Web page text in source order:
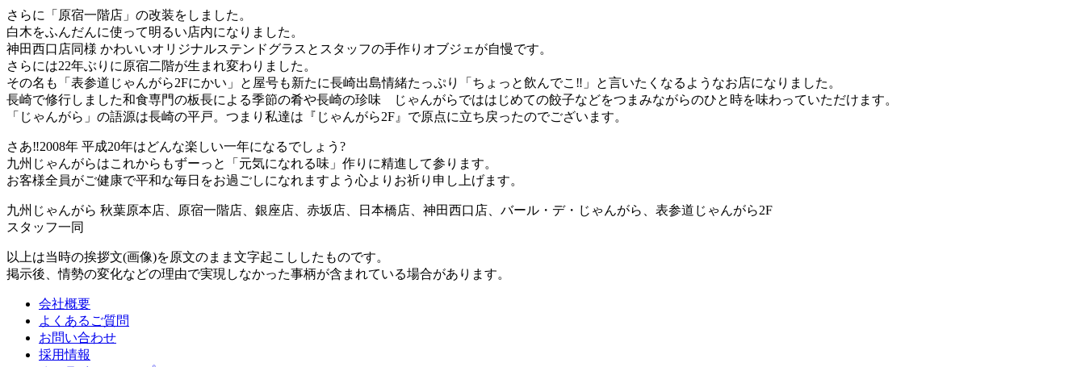
さらに「原宿一階店」の改装をしました。
白木をふんだんに使って明るい店内になりました。
神田西口店同様 かわいいオリジナルステンドグラスとスタッフの手作りオブジェが自慢です。
さらには22年ぶりに原宿二階が生まれ変わりました。
その名も「表参道じゃんがら2Fにかい」と屋号も新たに長崎出島情緒たっぷり「ちょっと飲んでこ‼︎」と言いたくなるようなお店になりました。
長崎で修行しました和食専門の板長による季節の肴や長崎の珍味 じゃんがらでははじめての餃子などをつまみながらのひと時を味わっていただけます。
「じゃんがら」の語源は長崎の平戸。つまり私達は『じゃんがら2F』で原点に立ち戻ったのでございます。
さあ‼︎2008年 平成20年はどんな楽しい一年になるでしょう?
九州じゃんがらはこれからもずーっと「元気になれる味」作りに精進して参ります。
お客様全員がご健康で平和な毎日をお過ごしになれますよう心よりお祈り申し上げます。
九州じゃんがら 秋葉原本店、原宿一階店、銀座店、赤坂店、日本橋店、神田西口店、バール・デ・じゃんがら、表参道じゃんがら2F
スタッフ一同
以上は当時の挨拶文(画像)を原文のまま文字起こししたものです。
掲示後、情勢の変化などの理由で実現しなかった事柄が含まれている場合があります。
会社概要
よくあるご質問
お問い合わせ
採用情報